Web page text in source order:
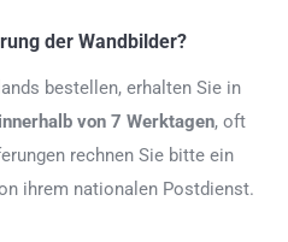
der Wandbilder?
bestellen, erhalten Sie in
innerhalb von 7 Werktagen, oft
rechnen Sie bitte ein
ihrem nationalen Postdienst.